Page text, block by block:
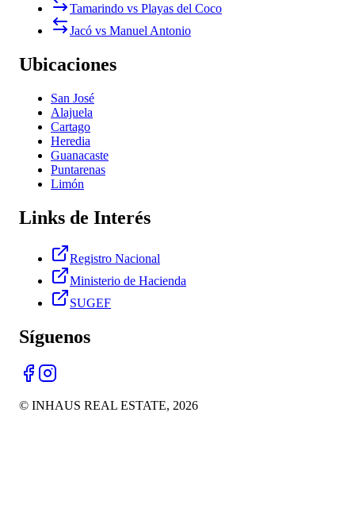
Tamarindo vs Playas del Coco
Jacó vs Manuel Antonio
Ubicaciones
San José
Alajuela
Cartago
Heredia
Guanacaste
Puntarenas
Limón
Links de Interés
Registro Nacional
Ministerio de Hacienda
SUGEF
Síguenos
© INHAUS REAL ESTATE, 2026